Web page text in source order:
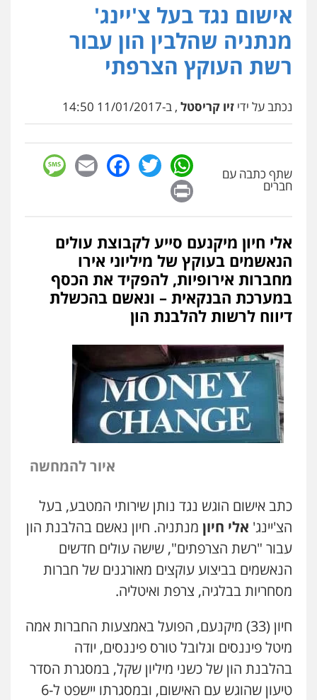
אישום נגד בעל צ'יינג'
מנתניה שהלבין הון עבור
רשת העוקץ הצרפתי
נכתב על ידי זיו קריסטל , ב-11/01/2017 14:50
שתף כתבה עם
חברים
WhatsApp
Twitter
Facebook
Email
אלי חיון מיקנעם סייע לקבוצת עולים
הנאשמים בעוקץ של מיליוני אירו
מחברות אירופיות, להפקיד את הכסף
במערכת הבנקאית – ונאשם בהכשלת
דיווח לרשות להלבנת הון
איור להמחשה
כתב אישום הוגש נגד נותן שירותי המטבע, בעל
הצ'יינג' אלי חיון מנתניה. חיון נאשם בהלבנת הון
עבור "רשת הצרפתים", שישה עולים חדשים
הנאשמים בביצוע עוקצים מאורגנים של חברות
מסחריות בבלגיה, צרפת ואיטליה.
חיון (33) מיקנעם, הפועל באמצעות החברות אמה
מיטל פיננסים וגלובל טורס פיננסים, יודה
בהלבנת הון של כשני מיליון שקל, במסגרת הסדר
טיעון שהוגש עם האישום, ובמסגרתו יישפט ל-6